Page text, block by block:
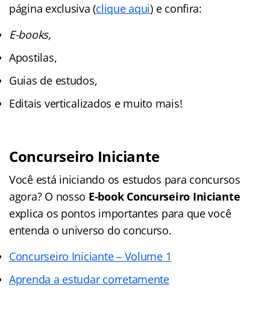
página exclusiva (clique aqui) e confira:
E-books,
Apostilas,
Guias de estudos,
Editais verticalizados e muito mais!
Concurseiro Iniciante
Você está iniciando os estudos para concursos
agora? O nosso E-book Concurseiro Iniciante
explica os pontos importantes para que você
entenda o universo do concurso.
Concurseiro Iniciante – Volume 1
Aprenda a estudar corretamente